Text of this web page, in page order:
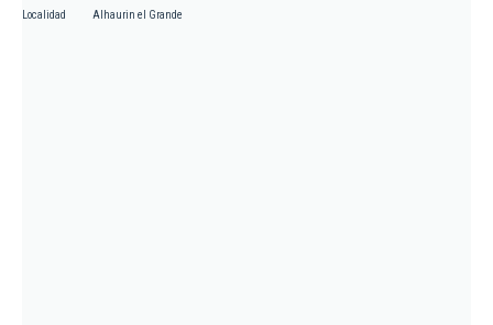
Localidad Alhaurin el Grande